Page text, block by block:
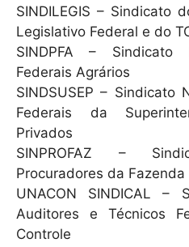
SINDILEGIS – Sindicato
Legislativo Federal e do
SINDPFA – Sindicato
Federais Agrários
SINDSUSEP – Sindicato
Federais da
Privados
SINPROFAZ –
Procuradores da Fazenda
UNACON SINDICAL –
Auditores e Técnicos
Controle